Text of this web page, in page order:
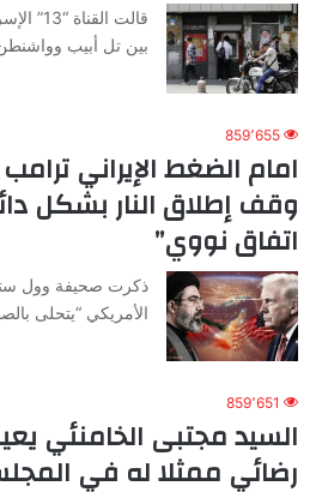
قالت
بين تل أبيب
859٬655
امام الضغط الإيراني
وقف إطلاق النار بشكل
اتفاق نووي”
ذكرت صحيفة وول
الأمريكي “يتحلى
859٬651
السيد مجتبى الخامنئي
رضائي ممثلا له في